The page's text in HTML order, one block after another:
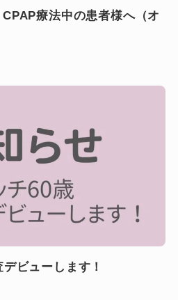
療法中の患者様へ（オ
ビューします！